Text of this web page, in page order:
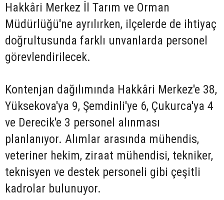
Hakkâri Merkez İl Tarım ve Orman
Müdürlüğü'ne ayrılırken, ilçelerde de ihtiyaç
doğrultusunda farklı unvanlarda personel
görevlendirilecek.
Kontenjan dağılımında Hakkâri Merkez'e 38,
Yüksekova'ya 9, Şemdinli'ye 6, Çukurca'ya 4
ve Derecik'e 3 personel alınması
planlanıyor. Alımlar arasında mühendis,
veteriner hekim, ziraat mühendisi, tekniker,
teknisyen ve destek personeli gibi çeşitli
kadrolar bulunuyor.